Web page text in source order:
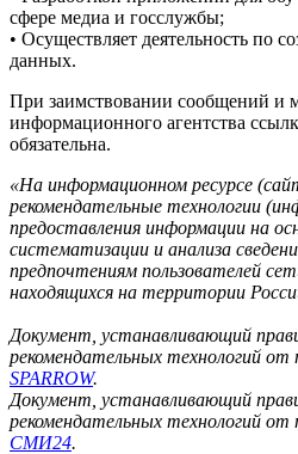
сфере медиа и госслужбы;
• Осуществляет деятельность по
данных.
При заимствовании сообщений и
информационного агентства
обязательна.
«На информационном ресурсе
рекомендательные технологии
предоставления информации на
систематизации и анализа
предпочтениям пользователей
находящихся на территории
Документ, устанавливающий
рекомендательных технологий
SPARROW.
Документ, устанавливающий
рекомендательных технологий
СМИ24.